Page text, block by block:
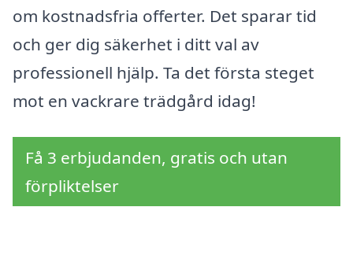
om kostnadsfria offerter. Det sparar tid
och ger dig säkerhet i ditt val av
professionell hjälp. Ta det första steget
mot en vackrare trädgård idag!
Få 3 erbjudanden, gratis och utan
förpliktelser